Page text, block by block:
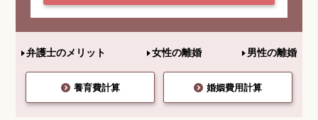
弁護士のメリット 女性の離婚 男性の離婚
養育費計算 婚姻費用計算